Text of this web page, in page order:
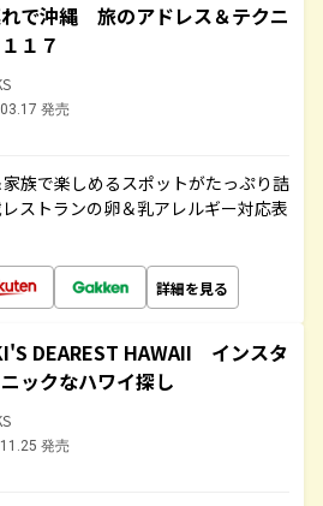
で沖縄 旅のアドレス＆テクニ
１７
発売
族で楽しめるスポットがたっぷり詰
ストランの卵＆乳アレルギー対応表
詳細を見る
DEAREST HAWAII インスタ
ックなハワイ探し
発売